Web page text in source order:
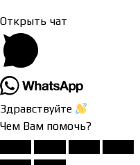
Открыть чат
Здравствуйте
Чем Вам помочь?